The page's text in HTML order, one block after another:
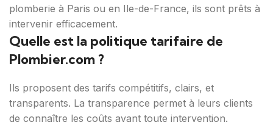
plomberie à Paris ou en Ile-de-France, ils sont prêts à
intervenir efficacement.
Quelle est la politique tarifaire de
Plombier.com ?
Ils proposent des tarifs compétitifs, clairs, et
transparents. La transparence permet à leurs clients
de connaître les coûts avant toute intervention.